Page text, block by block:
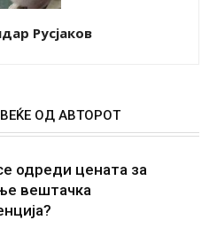
Русјаков
ОД АВТОРОТ
одреди цената за
вештачка